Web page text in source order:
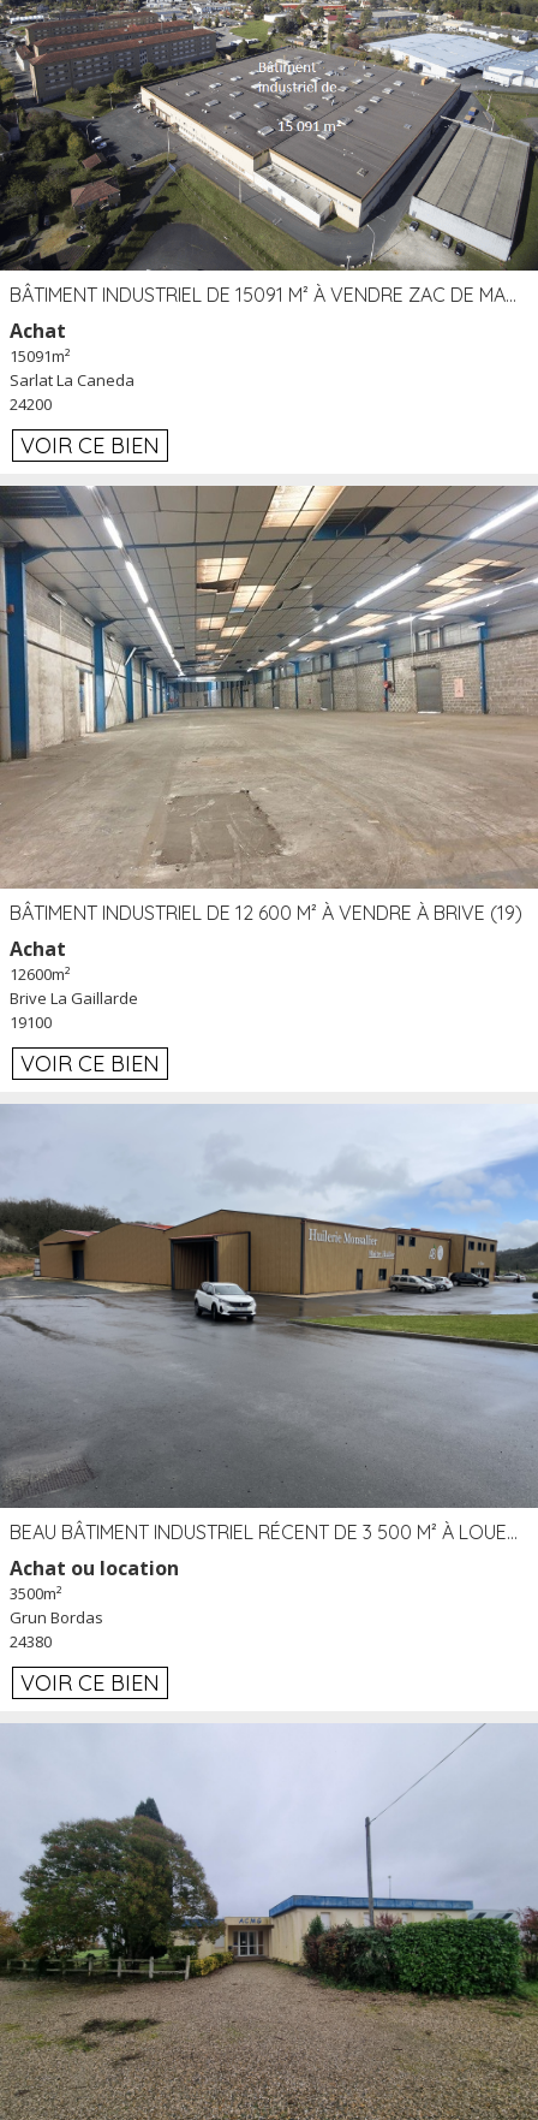
BÂTIMENT INDUSTRIEL DE 15091 M² À VENDRE ZAC DE MADRAZÈS À SARLAT (24)
Achat
15091m²
Sarlat La Caneda
24200
VOIR CE BIEN
BÂTIMENT INDUSTRIEL DE 12 600 M² À VENDRE À BRIVE (19)
Achat
12600m²
Brive La Gaillarde
19100
VOIR CE BIEN
BEAU BÂTIMENT INDUSTRIEL RÉCENT DE 3 500 M² À LOUER OU VENDRE PROCHE PÉRIGUEUX (24)
Achat ou location
3500m²
Grun Bordas
24380
VOIR CE BIEN